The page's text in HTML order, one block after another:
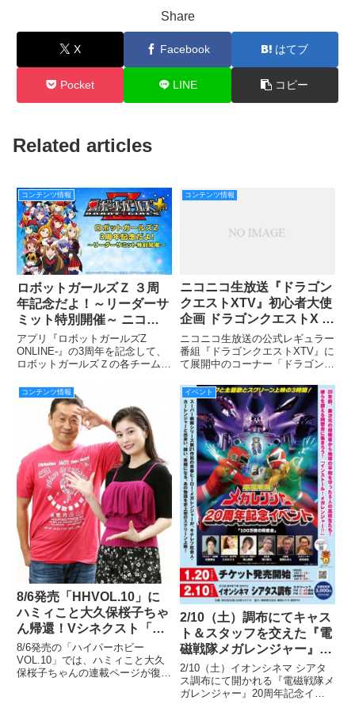
Share
X Facebook はてブ
Pocket LINE コピー
Related articles
コンテンツ情報
ロボットガールズＺ ３周
年記念だよ！～リーダーサ
ミット特別開催～ ニコニ
コ生放送 9 カ月振りに実施
決定！！
アプリ『ロボットガールズZ
ONLINE-』の3周年を記念して、
ロボットガールズＺの各チームよ
「特別サミット」を、2016年5月
19日（木）21時からニコニコ生
放送にて開催する。
コンテンツ情報
ニコニコ生放送『ドラゴン
クエストXTV』初心者大使
企画 ドラゴンクエストX シ
ェアハウス「ドラハ」始
動！
ニコニコ生放送の公式レギュラー
番組『ドラゴンクエストXTV』に
て展開中のコーナー「ドラゴンク
してシェアハウス「ドラハ」が始
動する。
コンテンツ情報
8/6発売「HHVOL.10」に
ハミィこと大久保桜子ちゃ
ん帰還！Vシネクスト「宇
宙戦隊キュウレンジャー
VS スペース・スクワッ
ド」より坂本浩一監督と対
8/6発売の「ハイパーホビー
VOL.10」では、ハミィこと大久
保桜子ちゃんの連載ページが復
イベント
2/10（土）調布にてキャス
ト＆スタッフを交えた『電
磁戦隊メガレンジャー』20
周年記念イベント を開
催！1/19（金）深夜よりチ
ケット販売スタート！
2/10（土）イオンシネマ シアタ
ス調布にて開かれる『電磁戦隊メ
ガレンジャー』20周年記念イベ